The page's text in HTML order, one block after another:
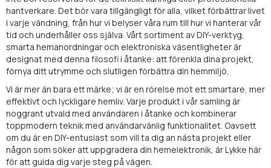
hantverkare. Det bör vara tillgängligt för alla, vilket förbättrar livet
i varje vändning, från hur vi belyser våra rum till hur vi hanterar vår
tid och underhåller oss själva. Vårt sortiment av DIY-verktyg,
smarta hemanordningar och elektroniska väsentligheter är
designat med denna filosofi i åtanke: att förenkla dina projekt,
förnya ditt utrymme och slutligen förbättra din hemmiljö.
Vi är mer än bara ett märke; vi är en rörelse mot ett smartare, mer
effektivt och lyckligare hemliv. Varje produkt i vår samling är
noggrant utvald med användaren i åtanke och kombinerar
toppmodern teknik med användarvänlig funktionalitet. Oavsett
om du är en DIY-entusiast som vill ta dig an nästa projekt eller
någon som söker att uppgradera din hemelektronik, är Lykke här
för att guida dig varje steg på vägen.